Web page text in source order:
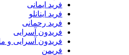
فرید ایمانی
فرید اینانلو
فرید رحمانی
فریدون آسرایی
فریدون آسرایی و مانی رهنما